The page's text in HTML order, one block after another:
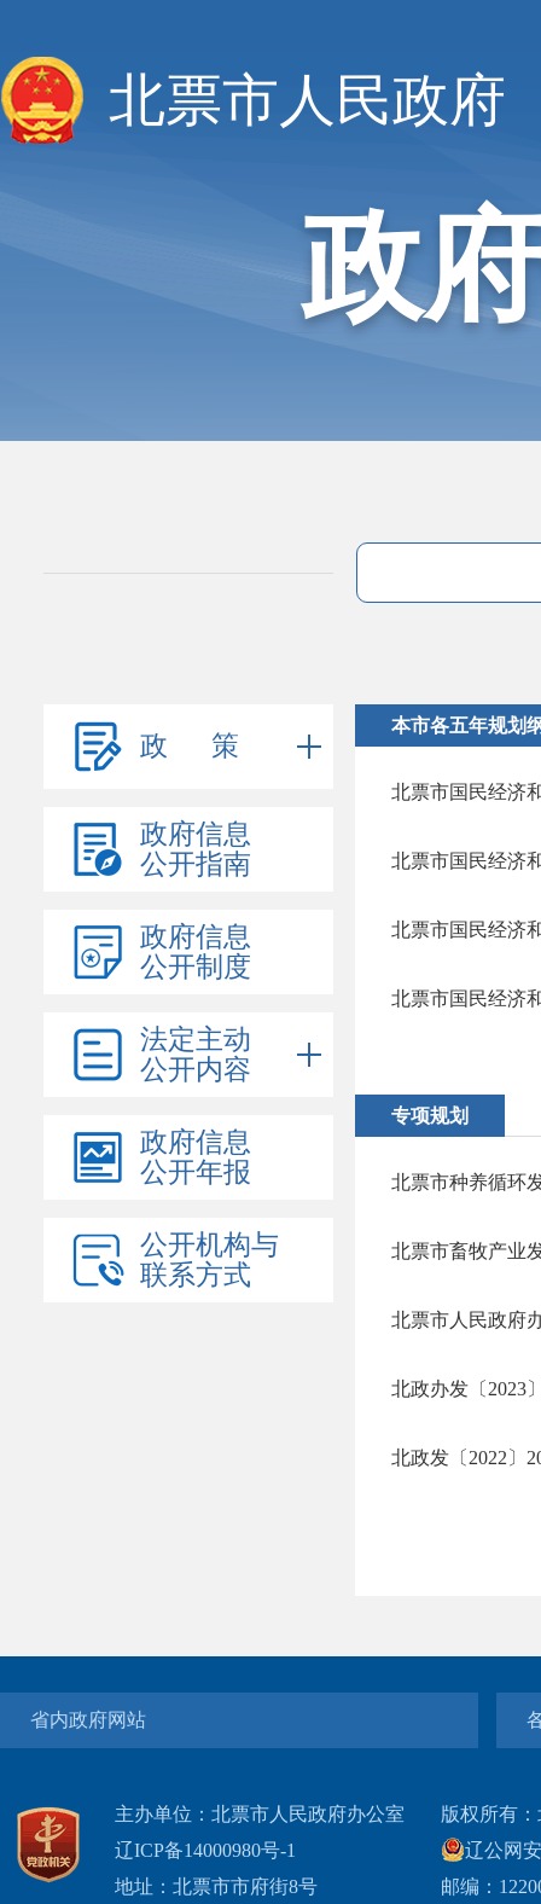
北票市人民政府
政
政 策
政府信息
公开指南
政府信息
公开制度
法定主动
公开内容
政府信息
公开年报
公开机构与
联系方式
本市各五年规划
北票市国民经济
北票市国民经济
北票市国民经济
北票市国民经济
专项规划
北票市种养循环
北票市畜牧产业
省内政府网站
主办单位：北票市人民政府办公室
辽ICP备14000980号-1
地址：北票市市府街8号
版权所有
辽公网
邮编：